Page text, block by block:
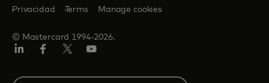
© Mastercard 1994-2026.
Privacidad Terms Manage cookies
Select